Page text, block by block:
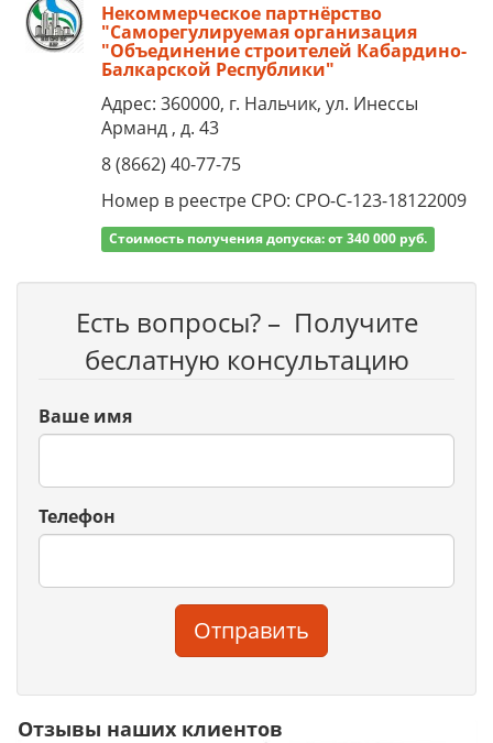
Некоммерческое партнёрство
"Саморегулируемая организация
"Объединение строителей Кабардино-
Балкарской Республики"
Адрес: 360000, г. Нальчик, ул. Инессы
Арманд , д. 43
8 (8662) 40-77-75
Номер в реестре СРО: СРО-С-123-18122009
Стоимость получения допуска: от 340 000 руб.
Есть вопросы? – Получите
беслатную консультацию
Ваше имя
Телефон
Отправить
Отзывы наших клиентов